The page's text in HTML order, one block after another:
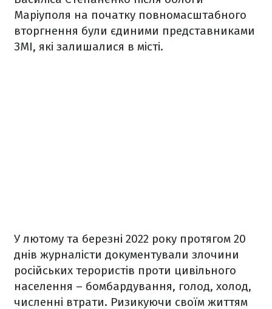
Маріуполя на початку повномасштабного
вторгнення були єдиними представниками
ЗМІ, які залишалися в місті.
У лютому та березні 2022 року протягом 20
днів журналісти документували злочини
російських терористів проти цивільного
населення – бомбардування, голод, холод,
численні втрати. Ризикуючи своїм життям